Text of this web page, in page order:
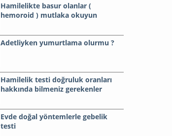
Hamilelikte basur olanlar (
hemoroid ) mutlaka okuyun
Adetliyken yumurtlama olurmu ?
Hamilelik testi doğruluk oranları
hakkında bilmeniz gerekenler
Evde doğal yöntemlerle gebelik
testi